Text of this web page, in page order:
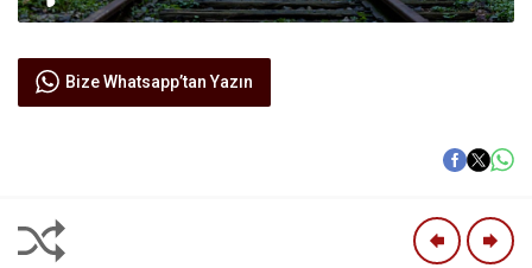
Bize Whatsapp’tan Yazın